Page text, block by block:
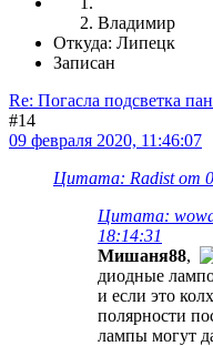
Владимир
Откуда: Липецк
Записан
Re: Погасла подсветка
#14
09 февраля 2020, 11:46:07
Цитата: Radist от
Цитата:
18:14:31
Мишаня88,
диодные
и если это
полярности
лампы могут